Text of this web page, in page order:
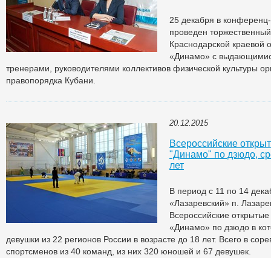
25 декабря в
проведен
Краснодарской
«Динамо» с
тренерами, руководителями коллективов физической культуры
правопорядка Кубани.
20.12.2015
Всероссийские
"Динамо" по дзюдо,
лет
В период с 11 по 14
«Лазаревский» п.
Всероссийские
«Динамо» по дзюдо в
девушки из 22 регионов России в возрасте до 18 лет. Всего в
спортсменов из 40 команд, из них 320 юношей и 67 девушек.